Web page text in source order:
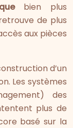
bien plus
de plus
aux pièces
d’un
Les systèmes
des
plus de
basé sur la